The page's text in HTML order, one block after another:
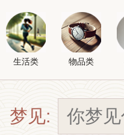
生活类 物品类
梦见: